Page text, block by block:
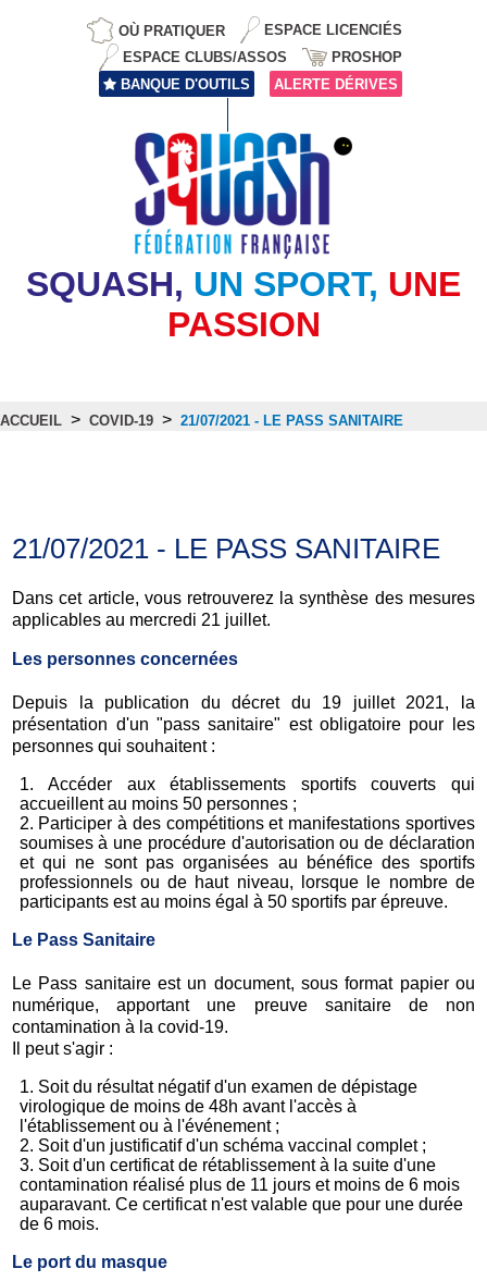
OÙ PRATIQUER
ESPACE LICENCIÉS
ESPACE CLUBS/ASSOS
PROSHOP
BANQUE D'OUTILS
ALERTE DÉRIVES
SQUASH, UN SPORT, UNE
PASSION
ACCUEIL > COVID-19 > 21/07/2021 - LE PASS SANITAIRE
21/07/2021 - LE PASS SANITAIRE
Dans cet article, vous retrouverez la synthèse des mesures
applicables au mercredi 21 juillet.
Les personnes concernées
Depuis la publication du décret du 19 juillet 2021, la
présentation d'un "pass sanitaire" est obligatoire pour les
personnes qui souhaitent :
Accéder aux établissements sportifs couverts qui
accueillent au moins 50 personnes ;
Participer à des compétitions et manifestations sportives
soumises à une procédure d'autorisation ou de déclaration
et qui ne sont pas organisées au bénéfice des sportifs
professionnels ou de haut niveau, lorsque le nombre de
participants est au moins égal à 50 sportifs par épreuve.
Le Pass Sanitaire
Le Pass sanitaire est un document, sous format papier ou
numérique, apportant une preuve sanitaire de non
contamination à la covid-19.
Il peut s'agir :
Soit du résultat négatif d'un examen de dépistage
virologique de moins de 48h avant l'accès à
l'établissement ou à l'événement ;
Soit d'un justificatif d'un schéma vaccinal complet ;
Soit d'un certificat de rétablissement à la suite d'une
contamination réalisé plus de 11 jours et moins de 6 mois
auparavant. Ce certificat n'est valable que pour une durée
de 6 mois.
Le port du masque